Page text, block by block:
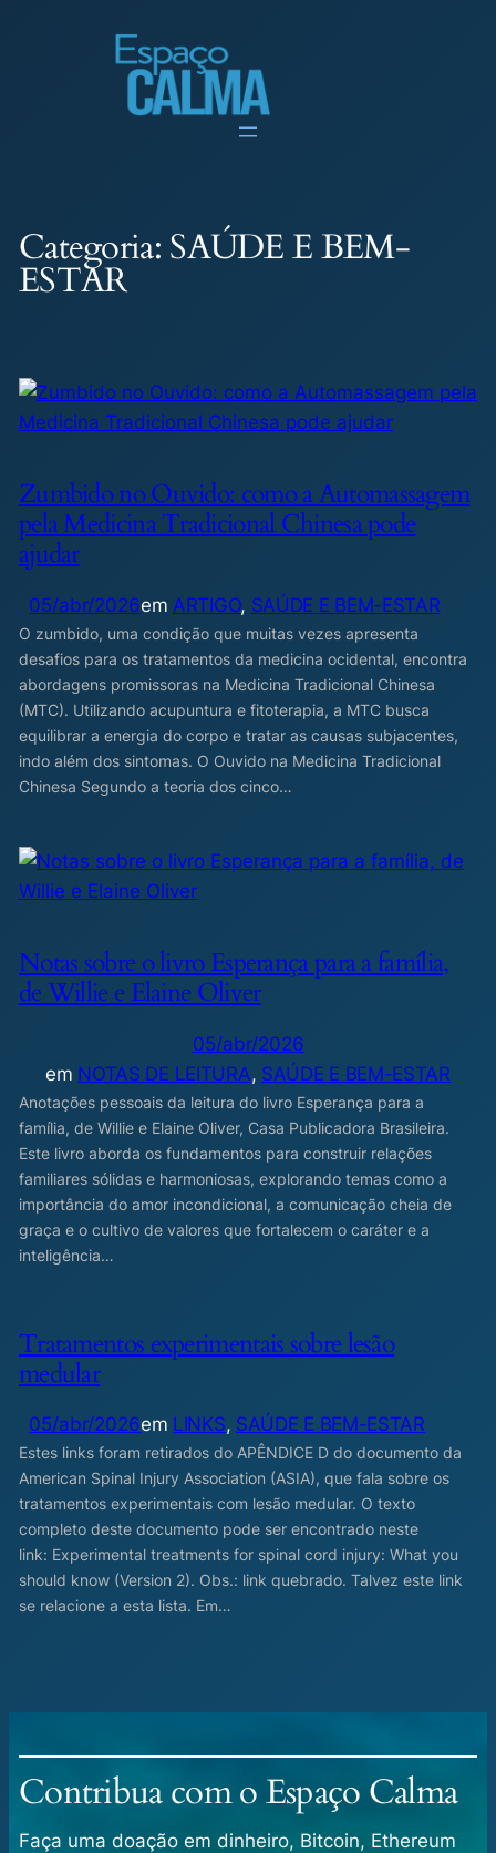
Categoria: SAÚDE E BEM-
ESTAR
Zumbido no Ouvido: como a Automassagem
pela Medicina Tradicional Chinesa pode
ajudar
05/abr/2026em ARTIGO, SAÚDE E BEM-ESTAR
O zumbido, uma condição que muitas vezes apresenta
desafios para os tratamentos da medicina ocidental, encontra
abordagens promissoras na Medicina Tradicional Chinesa
(MTC). Utilizando acupuntura e fitoterapia, a MTC busca
equilibrar a energia do corpo e tratar as causas subjacentes,
indo além dos sintomas. O Ouvido na Medicina Tradicional
Chinesa Segundo a teoria dos cinco…
Notas sobre o livro Esperança para a família,
de Willie e Elaine Oliver
05/abr/2026
em NOTAS DE LEITURA, SAÚDE E BEM-ESTAR
Anotações pessoais da leitura do livro Esperança para a
família, de Willie e Elaine Oliver, Casa Publicadora Brasileira.
Este livro aborda os fundamentos para construir relações
familiares sólidas e harmoniosas, explorando temas como a
importância do amor incondicional, a comunicação cheia de
graça e o cultivo de valores que fortalecem o caráter e a
inteligência…
Tratamentos experimentais sobre lesão
medular
05/abr/2026em LINKS, SAÚDE E BEM-ESTAR
Estes links foram retirados do APÊNDICE D do documento da
American Spinal Injury Association (ASIA), que fala sobre os
tratamentos experimentais com lesão medular. O texto
completo deste documento pode ser encontrado neste
link: Experimental treatments for spinal cord injury: What you
should know (Version 2). Obs.: link quebrado. Talvez este link
se relacione a esta lista. Em…
Contribua com o Espaço Calma
Faça uma doação em dinheiro, Bitcoin, Ethereum